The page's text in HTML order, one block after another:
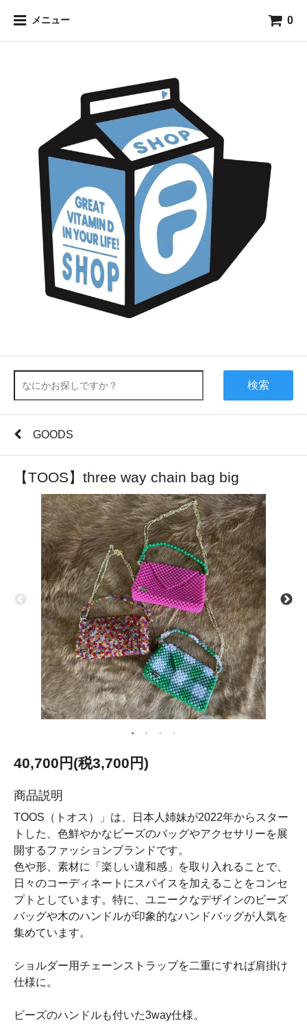
メニュー 0
検索
GOODS
【TOOS】three way chain bag big
40,700円(税3,700円)
商品説明
TOOS（トオス）」は、日本人姉妹が2022年からスター
トした、色鮮やかなビーズのバッグやアクセサリーを展
開するファッションブランドです。
色や形、素材に「楽しい違和感」を取り入れることで、
日々のコーディネートにスパイスを加えることをコンセ
プトとしています。特に、ユニークなデザインのビーズ
バッグや木のハンドルが印象的なハンドバッグが人気を
集めています。
ショルダー用チェーンストラップを二重にすれば肩掛け
仕様に。
ビーズのハンドルも付いた3way仕様。